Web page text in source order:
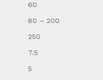
60
80 – 200
250
7.5
5